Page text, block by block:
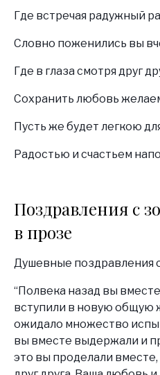
Где встречая радужный
Словно поженились вы
Где в глаза смотря друг
Сохранить любовь
Пусть же будет легкою
Радостью и счастьем
Поздравления с
в прозе
Душевные поздравления
“Полвека назад вы
вступили в новую общую
ожидало множество
вы вместе выдержали и
это вы проделали